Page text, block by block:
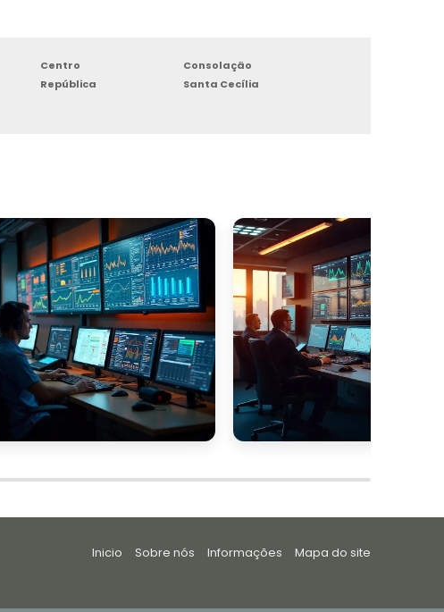
Centro
Consolação
República
Santa Cecília
Inicio Sobre nós Informações Mapa do site